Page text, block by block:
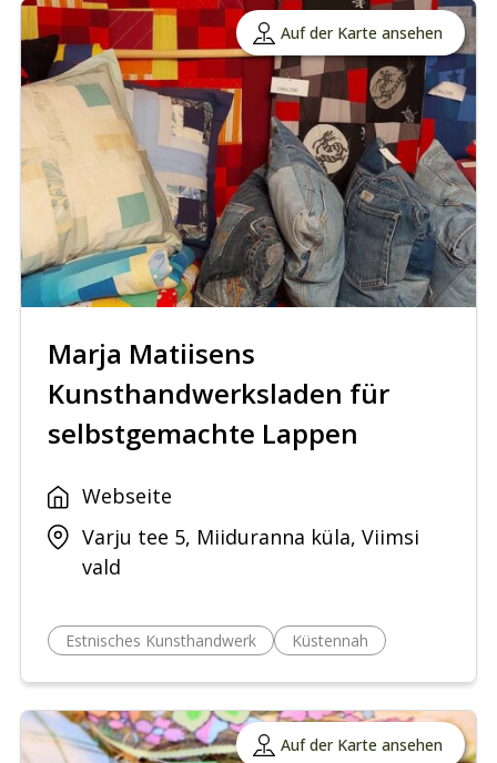
Auf der Karte ansehen
Marja Matiisens
Kunsthandwerksladen für
selbstgemachte Lappen
Webseite
Varju tee 5, Miiduranna küla, Viimsi
vald
Estnisches Kunsthandwerk Küstennah
Auf der Karte ansehen